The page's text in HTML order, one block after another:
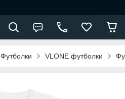
Футболки VLONE футболки